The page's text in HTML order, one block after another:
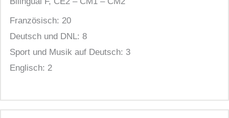
Französisch: 20
Deutsch und DNL: 8
Sport und Musik auf Deutsch: 3
Englisch: 2